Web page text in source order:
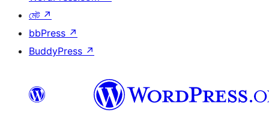
মেট ↗
bbPress ↗
BuddyPress ↗